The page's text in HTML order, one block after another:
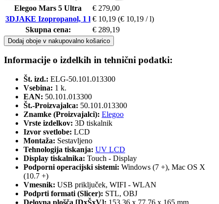
Elegoo Mars 5 Ultra
€ 279,00
3DJAKE Izopropanol, 1 l € 10,19 (€ 10,19 / l)
Skupna cena:
€ 289,19
Dodaj oboje v nakupovalno košarico
Informacije o izdelkih in tehnični podatki:
Št. izd.: ELG-50.101.013300
Vsebina: 1 k.
EAN: 50.101.013300
Št.-Proizvajalca: 50.101.013300
Znamke (Proizvajalci): Elegoo
Vrste izdelkov: 3D tiskalnik
Izvor svetlobe: LCD
Montaža: Sestavljeno
Tehnologija tiskanja: UV LCD
Display tiskalnika: Touch - Display
Podporni operacijski sistemi: Windows (7 +), Mac OS X
(10.7 +)
Vmesnik: USB priključek, WIFI - WLAN
Podprti formati (Slicer): STL, OBJ
Delovna plošča [DxŠxV]: 153,36 x 77,76 x 165 mm